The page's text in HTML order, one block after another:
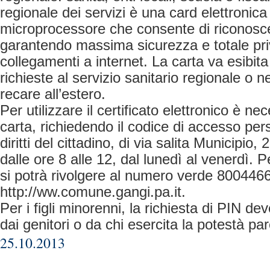
regionale dei servizi è una card
microprocessore che consente di
garantendo massima sicurezza e totale
collegamenti a internet. La carta va
richieste al servizio sanitario regionale o
recare all’estero.
Per utilizzare il certificato elettronico è
carta, richiedendo il codice di accesso
diritti del cittadino, di via salita Municipio,
dalle ore 8 alle 12, dal lunedì al venerdì.
si potrà rivolgere al numero verde
http://ww.comune.gangi.pa.it.
Per i figli minorenni, la richiesta di PIN
dai genitori o da chi esercita la potestà
25.10.2013